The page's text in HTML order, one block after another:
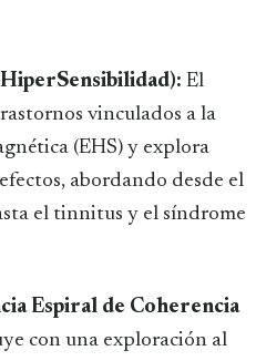
El
vinculados a la
(EHS) y explora
abordando desde el
el tinnitus y el síndrome
Espiral de Coherencia
con una exploración al